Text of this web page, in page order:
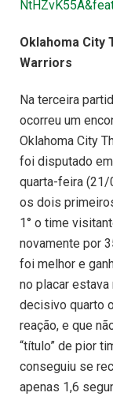
Oklahoma City
Warriors
Na terceira
ocorreu um
Oklahoma City
foi disputado em
quarta-feira (21/
os dois
1° o time
novamente por
foi melhor e
no placar
decisivo quarto
reação, e que
“título” de pior
conseguiu se
apenas 1,6